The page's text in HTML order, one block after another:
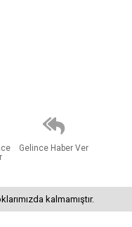
Gelince Haber Ver
kalmamıştır.